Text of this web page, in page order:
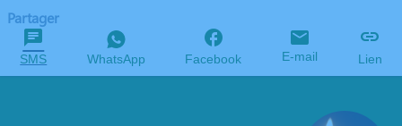
Partager
SMS WhatsApp Facebook E-mail Lien